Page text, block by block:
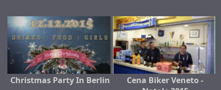
Christmas Party In Berlin
Cena Biker Veneto -